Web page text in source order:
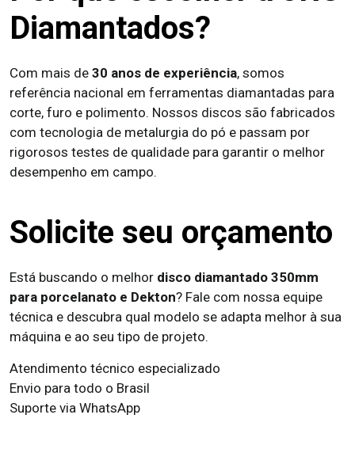
Diamantados?
Com mais de 30 anos de experiência, somos
referência nacional em ferramentas diamantadas para
corte, furo e polimento. Nossos discos são fabricados
com tecnologia de metalurgia do pó e passam por
rigorosos testes de qualidade para garantir o melhor
desempenho em campo.
Solicite seu orçamento
Está buscando o melhor disco diamantado 350mm
para porcelanato e Dekton? Fale com nossa equipe
técnica e descubra qual modelo se adapta melhor à sua
máquina e ao seu tipo de projeto.
Atendimento técnico especializado
Envio para todo o Brasil
Suporte via WhatsApp